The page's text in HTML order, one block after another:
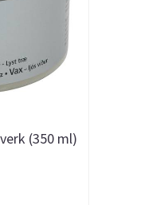
(350 ml)